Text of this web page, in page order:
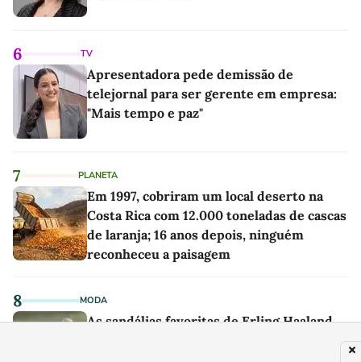
6 TV
Apresentadora pede demissão de
telejornal para ser gerente em empresa:
"Mais tempo e paz"
7 PLANETA
Em 1997, cobriram um local deserto na
Costa Rica com 12.000 toneladas de cascas
de laranja; 16 anos depois, ninguém
reconheceu a paisagem
8 MODA
As sandálias favoritas de Erling Haaland